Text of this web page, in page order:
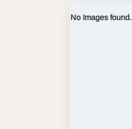
No Images found.